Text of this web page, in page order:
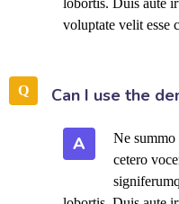
lobortis. Duis aute
voluptate velit esse
Can I use the
A
Ne
cetero